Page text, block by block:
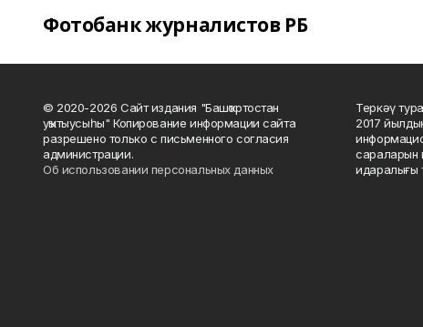
Фотобанк журналистов РБ
© 2020-2026 Сайт издания "Башҡортостан
уҡытыусыһы" Копирование информации сайта
разрешено только с письменного согласия
администрации.
Об использовании персональных данных
Теркәү
2017
сараларын
идаралығы